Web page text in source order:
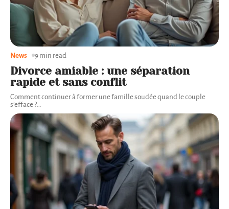
Divorce amiable : une séparation
rapide et sans conflit
Comment continuer à former une famille soudée quand le couple
s’efface ?
News 9 min read